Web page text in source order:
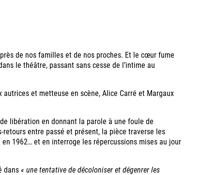
de nos familles et de nos proches. Et le cœur fume
le théâtre, passant sans cesse de l’intime au
autrices et metteuse en scène, Alice Carré et Margaux
libération en donnant la parole à une foule de
entre passé et présent, la pièce traverse les
1962… et en interroge les répercussions mises au jour
dans« une tentative de décoloniser et dégenrer les